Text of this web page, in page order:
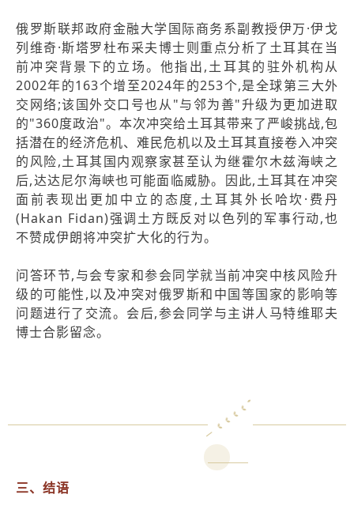
俄罗斯联邦政府金融大学国际商务系副教授伊万·伊戈
列维奇·斯塔罗杜布采夫博士则重点分析了土耳其在当
前冲突背景下的立场。他指出,土耳其的驻外机构从
2002年的163个增至2024年的253个,是全球第三大外
交网络;该国外交口号也从"与邻为善"升级为更加进取
的"360度政治"。本次冲突给土耳其带来了严峻挑战,包
括潜在的经济危机、难民危机以及土耳其直接卷入冲突
的风险,土耳其国内观察家甚至认为继霍尔木兹海峡之
后,达达尼尔海峡也可能面临威胁。因此,土耳其在冲突
面前表现出更加中立的态度,土耳其外长哈坎·费丹
(Hakan Fidan)强调土方既反对以色列的军事行动,也
不赞成伊朗将冲突扩大化的行为。
问答环节,与会专家和参会同学就当前冲突中核风险升
级的可能性,以及冲突对俄罗斯和中国等国家的影响等
问题进行了交流。会后,参会同学与主讲人马特维耶夫
博士合影留念。
三、结语